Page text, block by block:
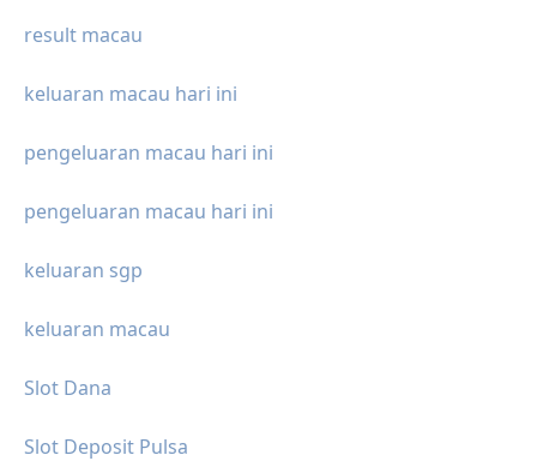
result macau
keluaran macau hari ini
pengeluaran macau hari ini
pengeluaran macau hari ini
keluaran sgp
keluaran macau
Slot Dana
Slot Deposit Pulsa